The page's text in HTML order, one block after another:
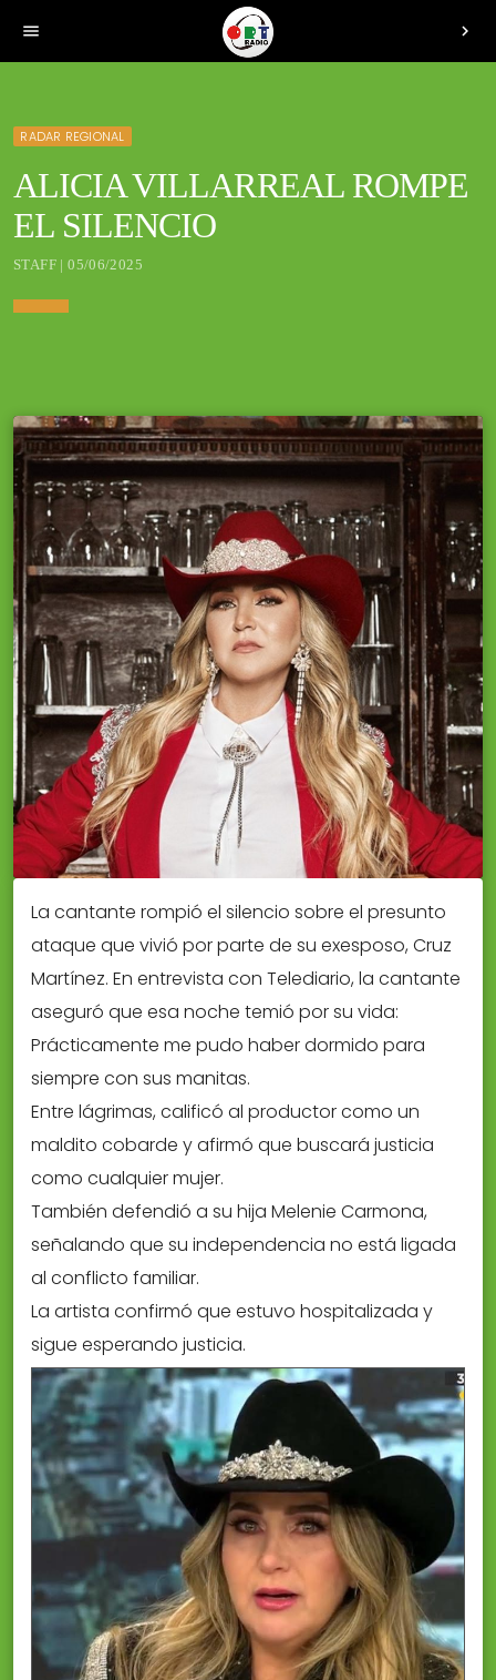
menu chevron_right
RADAR REGIONAL
ALICIA VILLARREAL ROMPE
EL SILENCIO
STAFF | 05/06/2025
La cantante rompió el silencio sobre el presunto
ataque que vivió por parte de su exesposo, Cruz
Martínez. En entrevista con Telediario, la cantante
aseguró que esa noche temió por su vida:
Prácticamente me pudo haber dormido para
siempre con sus manitas.
Entre lágrimas, calificó al productor como un
maldito cobarde y afirmó que buscará justicia
como cualquier mujer.
También defendió a su hija Melenie Carmona,
señalando que su independencia no está ligada
al conflicto familiar.
La artista confirmó que estuvo hospitalizada y
sigue esperando justicia.